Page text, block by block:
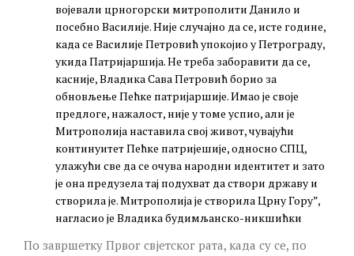
војевали црногорски митрополити Данило и
посебно Василије. Није случајно да се, исте године,
када се Василије Петровић упокојио у Петрограду,
укида Патријаршија. Не треба заборавити да се,
касније, Владика Сава Петровић борио за
обновљење Пећке патријаршије. Имао је своје
предлоге, нажалост, није у томе успио, али је
Митрополија наставила свој живот, чувајући
континуитет Пећке патријешије, односно СПЦ,
улажући све да се очува народни идентитет и зато
је она предузела тај подухват да створи државу и
створила је. Митрополија је створила Црну Гору”,
нагласио је Владика будимљанско-никшићки
По завршетку Првог свјетског рата, када су се, по